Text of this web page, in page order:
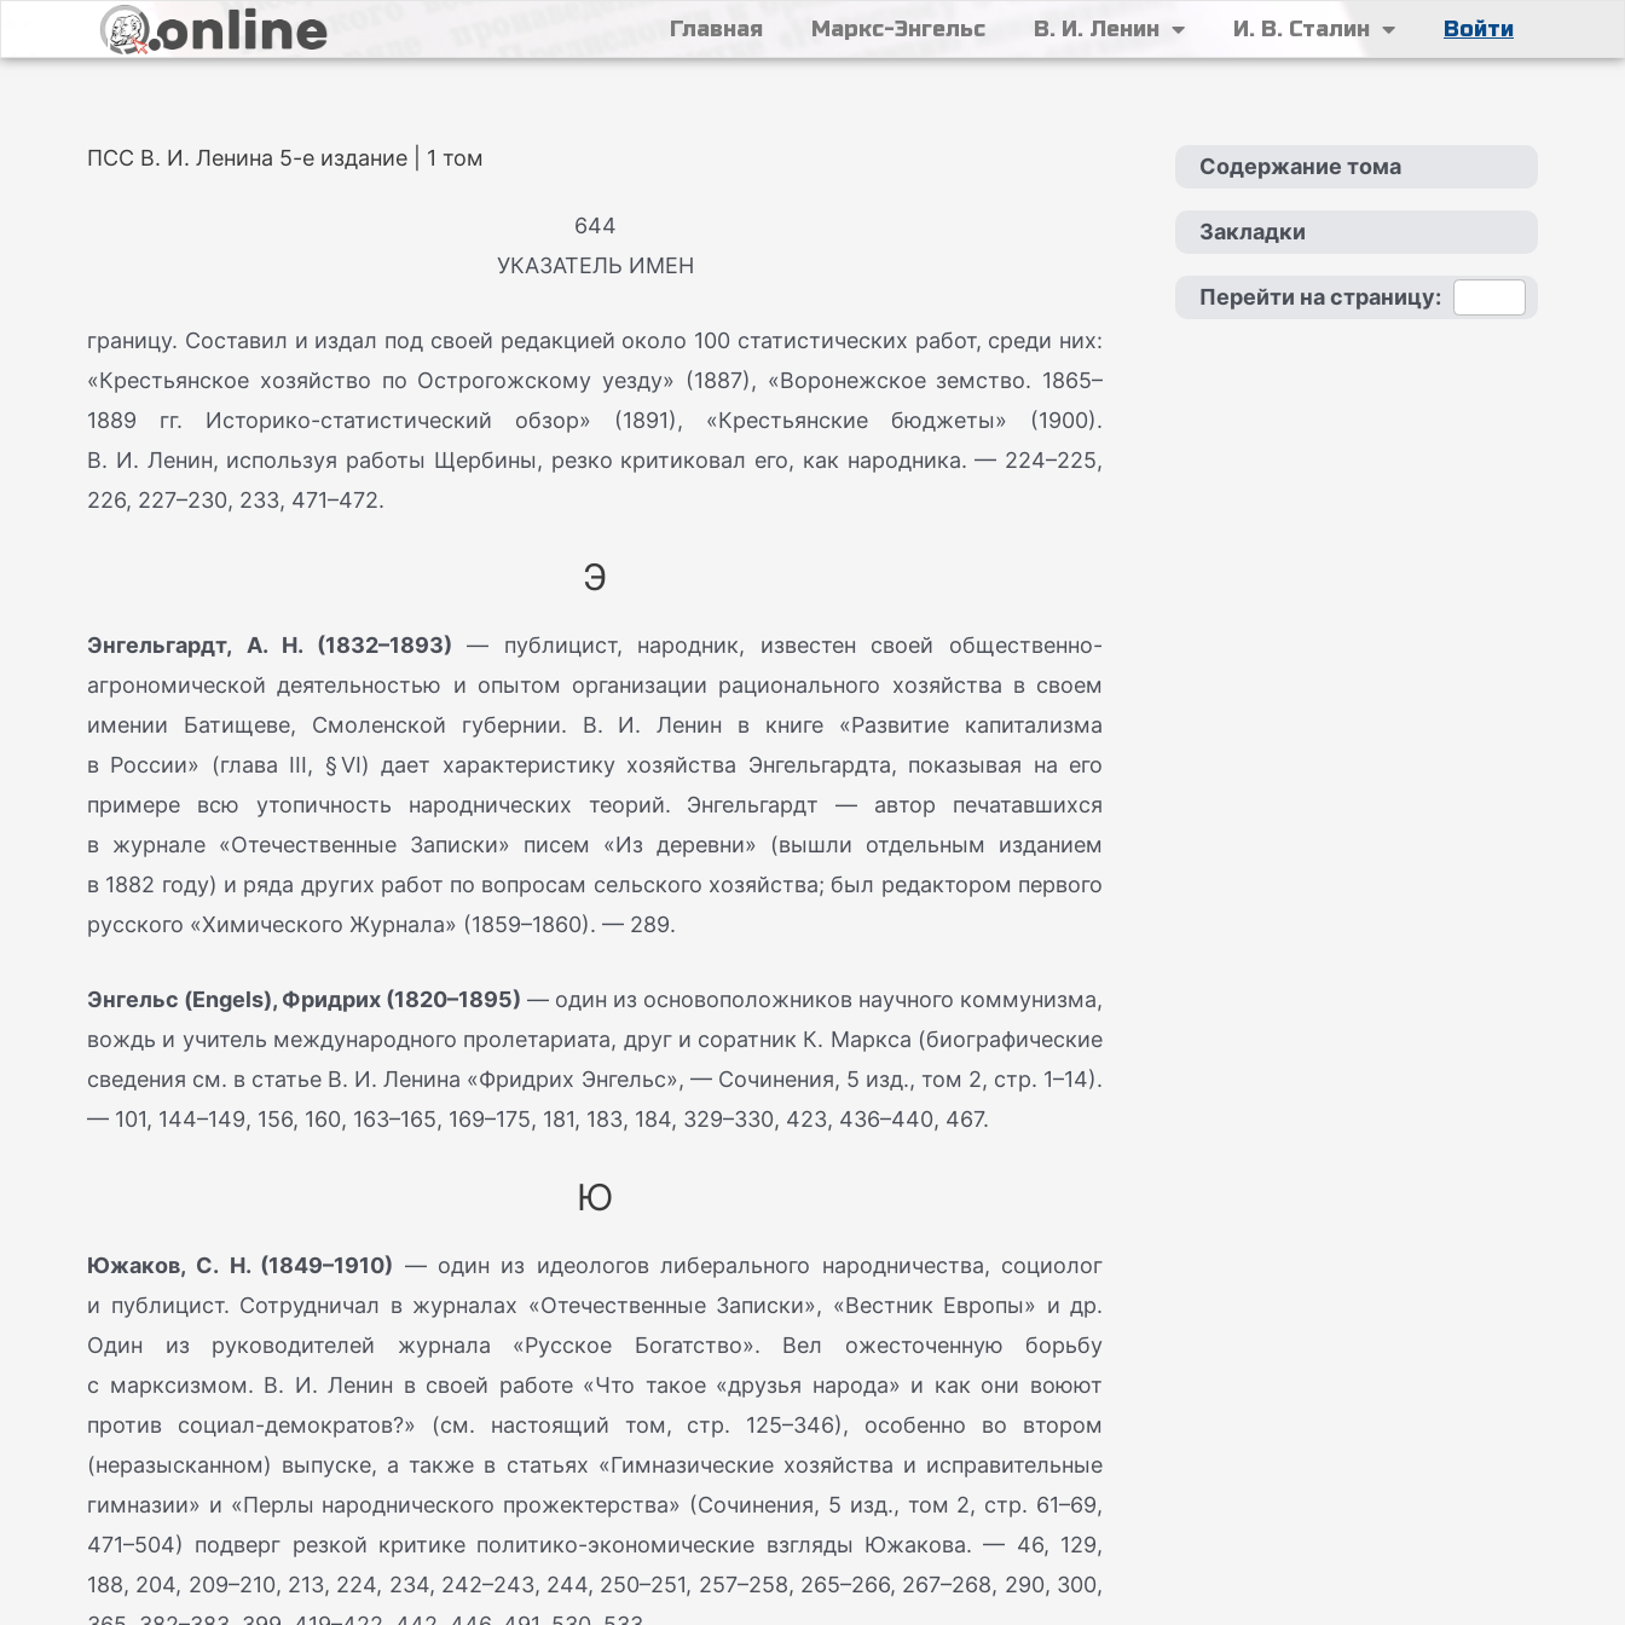
Главная Маркс-Энгельс В. И. Ленин И. В. Сталин Войти
ПСС В. И. Ленина 5-е издание | 1 том
644
УКАЗАТЕЛЬ ИМЕН
границу. Составил и издал под своей редакцией около 100 статистических работ, среди них:
«Крестьянское хозяйство по Острогожскому уезду» (1887), «Воронежское земство. 1865–
1889 гг. Историко-статистический обзор» (1891), «Крестьянские бюджеты» (1900).
В. И. Ленин, используя работы Щербины, резко критиковал его, как народника. — 224–225,
226, 227–230, 233, 471–472.
Э
Энгельгардт, А. Н. (1832–1893) — публицист, народник, известен своей общественно-
агрономической деятельностью и опытом организации рационального хозяйства в своем
имении Батищеве, Смоленской губернии. В. И. Ленин в книге «Развитие капитализма
в России» (глава III, § VI) дает характеристику хозяйства Энгельгардта, показывая на его
примере всю утопичность народнических теорий. Энгельгардт — автор печатавшихся
в журнале «Отечественные Записки» писем «Из деревни» (вышли отдельным изданием
в 1882 году) и ряда других работ по вопросам сельского хозяйства; был редактором первого
русского «Химического Журнала» (1859–1860). — 289.
Энгельс (Engels), Фридрих (1820–1895) — один из основоположников научного коммунизма,
вождь и учитель международного пролетариата, друг и соратник К. Маркса (биографические
сведения см. в статье В. И. Ленина «Фридрих Энгельс», — Сочинения, 5 изд., том 2, стр. 1–14).
— 101, 144–149, 156, 160, 163–165, 169–175, 181, 183, 184, 329–330, 423, 436–440, 467.
Ю
Южаков, С. Н. (1849–1910) — один из идеологов либерального народничества, социолог
и публицист. Сотрудничал в журналах «Отечественные Записки», «Вестник Европы» и др.
Один из руководителей журнала «Русское Богатство». Вел ожесточенную борьбу
с марксизмом. В. И. Ленин в своей работе «Что такое «друзья народа» и как они воюют
против социал-демократов?» (см. настоящий том, стр. 125–346), особенно во втором
(неразысканном) выпуске, а также в статьях «Гимназические хозяйства и исправительные
гимназии» и «Перлы народнического прожектерства» (Сочинения, 5 изд., том 2, стр. 61–69,
471–504) подверг резкой критике политико-экономические взгляды Южакова. — 46, 129,
188, 204, 209–210, 213, 224, 234, 242–243, 244, 250–251, 257–258, 265–266, 267–268, 290, 300,
Содержание тома
Закладки
Перейти на страницу: